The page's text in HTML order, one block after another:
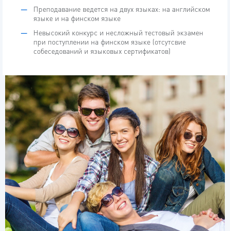
Преподавание ведется на двух языках: на английском
языке и на финском языке
Невысокий конкурс и несложный тестовый экзамен
при поступлении на финском языке (отсутсвие
собеседований и языковых сертификатов)